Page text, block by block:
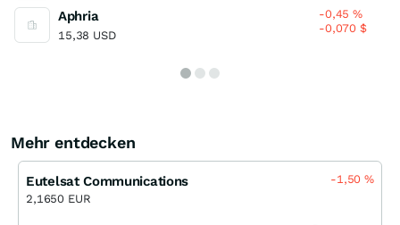
Aphria
15,38 USD
-0,45%
-0,070$
Mehr entdecken
Eutelsat Communications
2,1650 EUR
-1,50%